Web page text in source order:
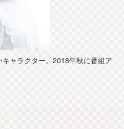
ャラクター。2018年秋に番組ア